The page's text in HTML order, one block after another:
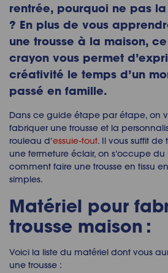
rentrée, pourquoi ne pas
? En plus de vous
une trousse à la maison, ce
crayon vous permet
créativité le temps d’un
passé en famille.
Dans ce guide étape par étape, on
fabriquer une trousse et la
rouleau d’essuie-tout. Il vous suffit de
une fermeture éclair, on s’occupe du
comment faire une trousse en tissu
simples.
Matériel pour
trousse maison :
Voici la liste du matériel dont vous
une trousse :